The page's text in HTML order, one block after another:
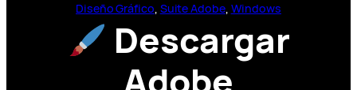
Diseño Gráfico, Suite Adobe, Windows
Descargar